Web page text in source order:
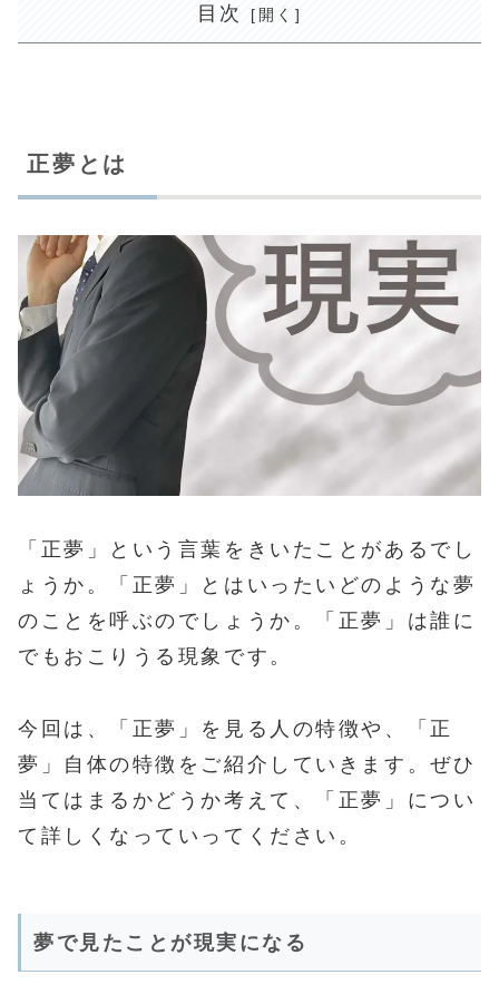
目次
正夢とは
「正夢」という言葉をきいたことがあるでし
ょうか。「正夢」とはいったいどのような夢
のことを呼ぶのでしょうか。「正夢」は誰に
でもおこりうる現象です。
今回は、「正夢」を見る人の特徴や、「正
夢」自体の特徴をご紹介していきます。ぜひ
当てはまるかどうか考えて、「正夢」につい
て詳しくなっていってください。
夢で見たことが現実になる